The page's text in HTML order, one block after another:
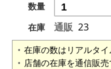
数量
在庫
通販 23
在庫の数はリアルタイ
店舗の在庫を通信販売